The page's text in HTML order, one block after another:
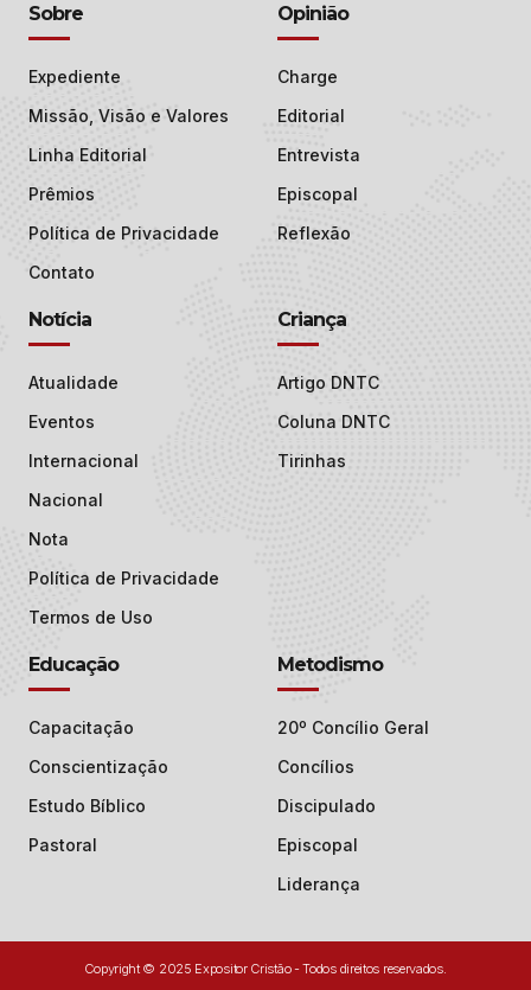
Sobre
Expediente
Missão, Visão e Valores
Linha Editorial
Prêmios
Política de Privacidade
Contato
Opinião
Charge
Editorial
Entrevista
Episcopal
Reflexão
Notícia
Atualidade
Eventos
Internacional
Nacional
Nota
Política de Privacidade
Termos de Uso
Criança
Artigo DNTC
Coluna DNTC
Tirinhas
Educação
Capacitação
Conscientização
Estudo Bíblico
Pastoral
Metodismo
20º Concílio Geral
Concílios
Discipulado
Episcopal
Liderança
Copyright © 2025 Expositor Cristão - Todos direitos reservados.